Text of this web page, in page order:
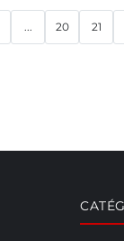
... 20 21